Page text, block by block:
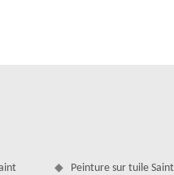
Peinture sur tuile